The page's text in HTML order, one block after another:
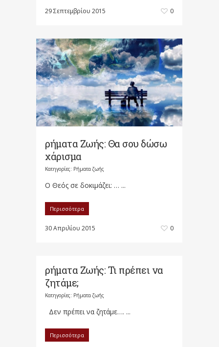
29 Σεπτεμβρίου 2015 0
ρήματα Ζωής: Θα σου δώσω
χάρισμα
Κατηγορίες: Ρήματα ζωής
Ο Θεός σε δοκιμάζει: … ...
Περισσότερα
30 Απριλίου 2015 0
ρήματα Ζωής: Τι πρέπει να
ζητάμε;
Κατηγορίες: Ρήματα ζωής
Δεν πρέπει να ζητάμε…. ...
Περισσότερα